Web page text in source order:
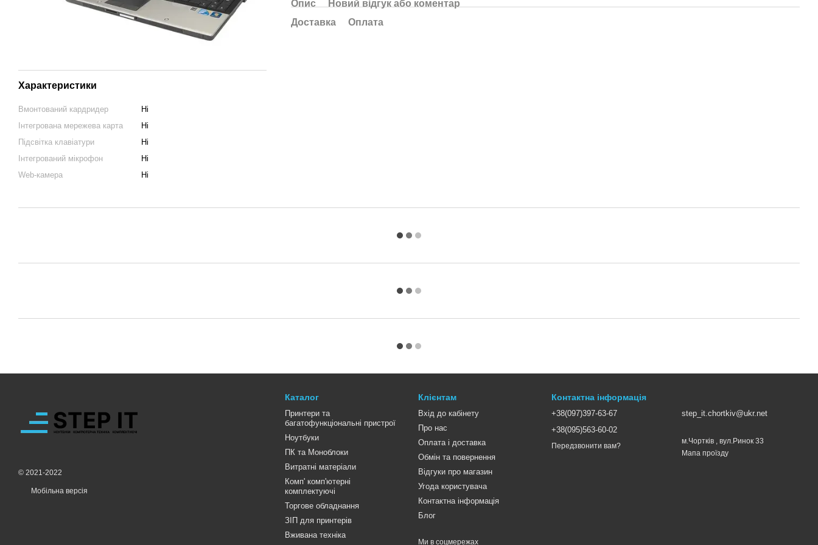
Характеристики
Вмонтований кардридер
Ні
Інтегрована мережева карта
Ні
Підсвітка клавіатури
Ні
Інтегрований мікрофон
Ні
Web-камера
Ні
Опис
Новий відгук або коментар
Доставка
Оплата
© 2021-2022
Мобільна версія
Каталог
Принтери та
багатофункціональні пристрої
Ноутбуки
ПК та Моноблоки
Витратні матеріали
Комп' комп'ютерні
комплектуючі
Торгове обладнання
ЗІП для принтерів
Вживана техніка
Клієнтам
Вхід до кабінету
Про нас
Оплата і доставка
Обмін та повернення
Відгуки про магазин
Угода користувача
Контактна інформація
Блог
Ми в соцмережах
Контактна інформація
+38(097)397-63-67
+38(095)563-60-02
Передзвонити вам?
step_it.chortkiv@ukr.net
м.Чортків , вул.Ринок 33
Мапа проїзду